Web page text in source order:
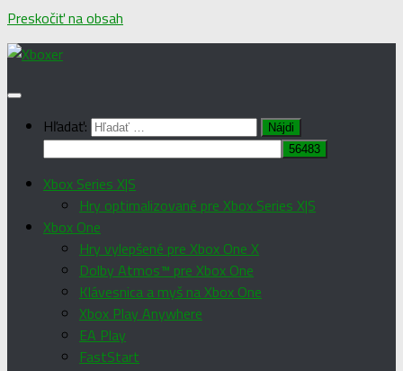
Preskočiť na obsah
Hľadať:
Xbox Series X|S
Hry optimalizované pre Xbox Series X|S
Xbox One
Hry vylepšené pre Xbox One X
Dolby Atmos™ pre Xbox One
Klávesnica a myš na Xbox One
Xbox Play Anywhere
EA Play
FastStart